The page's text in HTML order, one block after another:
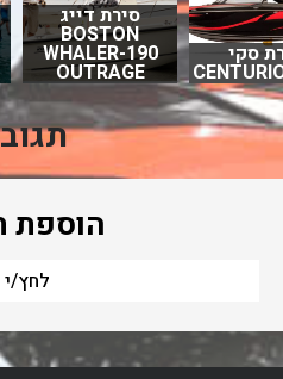
סקי
סירת דייג
BOSTON
WHALER-190
OUTRAGE
הוספת
לחץ/י